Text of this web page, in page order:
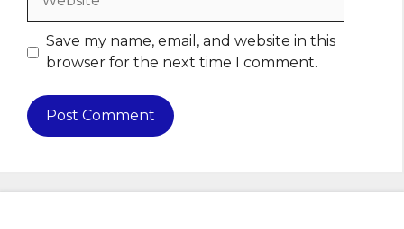
Save my name, email, and website in this
browser for the next time I comment.